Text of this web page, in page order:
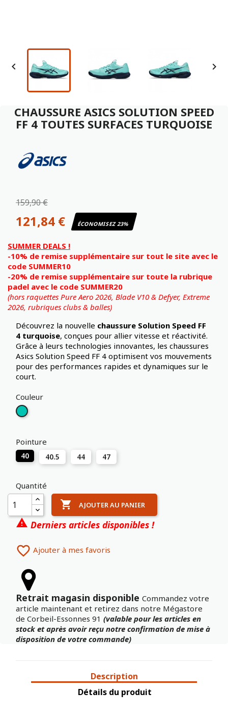
 
CHAUSSURE ASICS SOLUTION SPEED
FF 4 TOUTES SURFACES TURQUOISE
159,90 €
121,84 € ÉCONOMISEZ 23%
SUMMER DEALS !
-10% de remise supplémentaire sur tout le site avec le
code SUMMER10
-20% de remise supplémentaire sur toute la rubrique
padel avec le code SUMMER20
(hors raquettes Pure Aero 2026, Blade V10 & Defyer, Extreme
2026, rubriques clubs & balles)
Découvrez la nouvelle chaussure Solution Speed FF
4 turquoise, conçues pour allier vitesse et réactivité.
Grâce à leurs technologies innovantes, les chaussures
Asics Solution Speed FF 4 optimisent vos mouvements
pour des performances rapides et dynamiques sur le
court.
Couleur
Turquoise
Pointure
40 40.5 44 47
Quantité
 AJOUTER AU PANIER
 Derniers articles disponibles !
 Ajouter à mes favoris
Retrait magasin disponible Commandez votre
article maintenant et retirez dans notre Mégastore
de Corbeil-Essonnes 91 (valable pour les articles en
stock et après avoir reçu notre confirmation de mise à
disposition de votre commande)
Description
Détails du produit